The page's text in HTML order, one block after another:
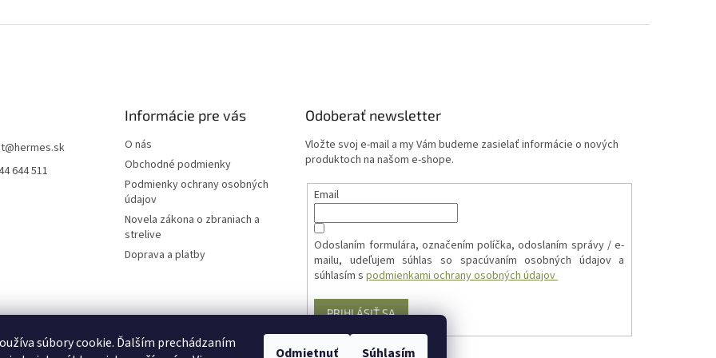
súbory cookie. Ďalším prechádzaním
Odmietnuť Súhlasím
@hermes.sk
644 511
Informácie pre vás
O nás
Obchodné podmienky
Podmienky ochrany osobných
údajov
Novela zákona o zbraniach a
strelive
Doprava a platby
Odoberať newsletter
Vložte svoj e-mail a my Vám budeme zasielať informácie o nových
produktoch na našom e-shope.
Email
Odoslaním formulára, označením políčka, odoslaním správy / e-
mailu, udeľujem súhlas so spacúvaním osobných údajov a
súhlasím spodmienkami ochrany osobných údajov
PRIHLÁSIŤ SA